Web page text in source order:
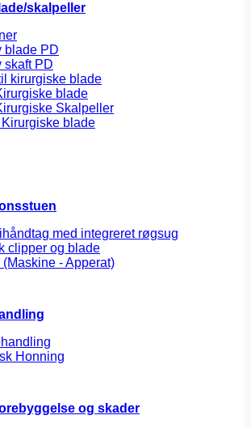
skalpeller
blade PD
skaft PD
kirurgiske blade
blade
Skalpeller
blade
med integreret røgsug
clipper og blade
- Apperat)
Honning
og skader